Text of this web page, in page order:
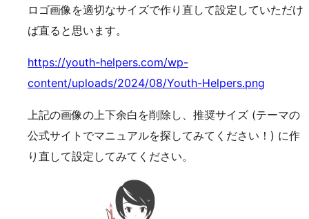
ロゴ画像を適切なサイズで作り直して設定していただけ
ば直ると思います。
https://youth-helpers.com/wp-
content/uploads/2024/08/Youth-Helpers.png
上記の画像の上下余白を削除し、推奨サイズ (テーマの
公式サイトでマニュアルを探してみてください！) に作
り直して設定してみてください。